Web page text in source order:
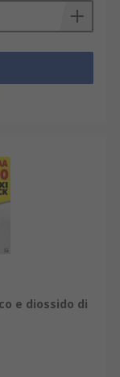
e diossido di